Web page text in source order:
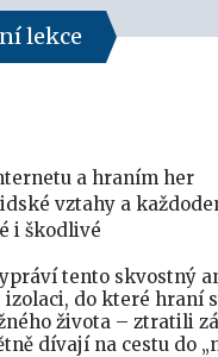
lekce
a hraním her
vztahy a
i škodlivé
tento skvostný
do které hraní
života – ztratili
dívají na cestu do